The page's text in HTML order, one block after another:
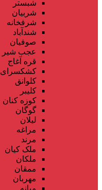
شبستر
شربیان
شرفخانه
شندآباد
صوفیان
عجب شیر
قره آغاج
کشکسرای
کلوانق
کلیبر
کوزه کنان
گوگان
لیلان
مراغه
مرند
ملک کیان
ملکان
ممقان
مهربان
میانه